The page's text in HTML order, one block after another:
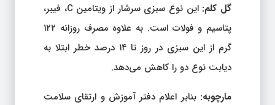
گل کلم:
این نوع سبزی سرشار از ویتامین C، فیبر،
پتاسیم و فولات است. به علاوه مصرف روزانه ۱۲۲
گرم از این سبزی در روز تا ۱۴ درصد خطر ابتلا به
دیابت نوع دو را کاهش می‌دهد.
مارچوبه: بنابر اعلام دفتر آموزش و ارتقای سلامت